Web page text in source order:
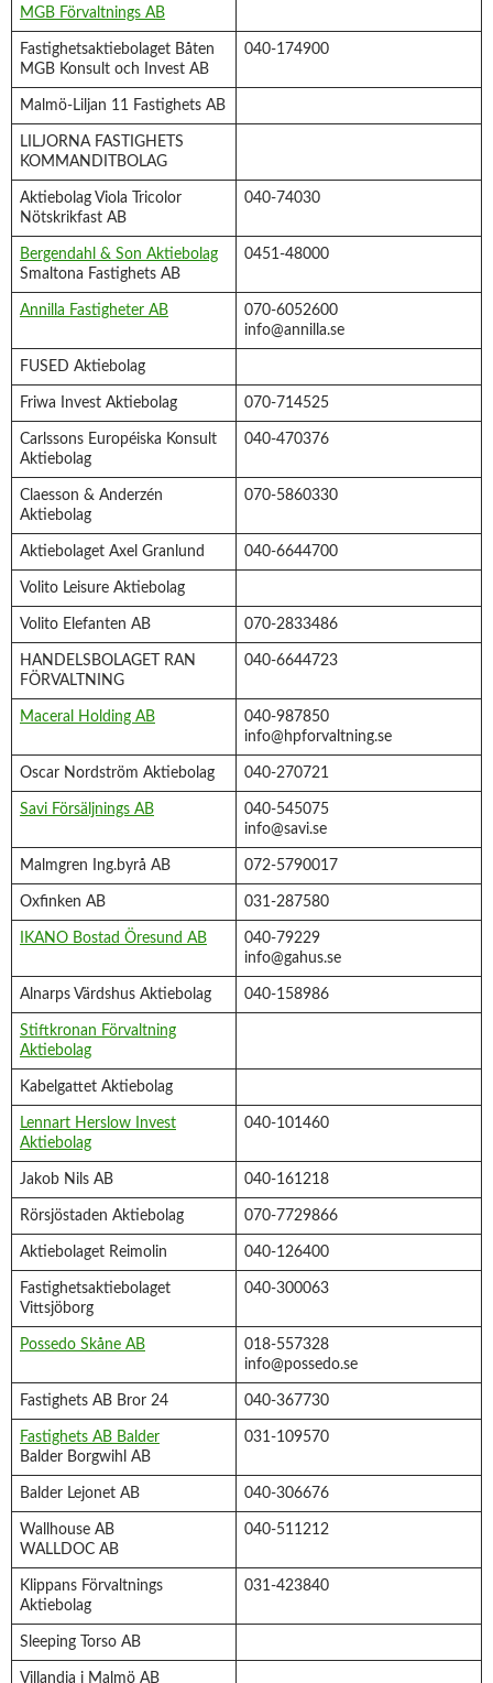
MGB Förvaltnings AB
Fastighetsaktiebolaget Båten
MGB Konsult och Invest AB
040-174900
Malmö-Liljan 11 Fastighets AB
LILJORNA FASTIGHETS
KOMMANDITBOLAG
Aktiebolag Viola Tricolor
Nötskrikfast AB
040-74030
Bergendahl & Son Aktiebolag
Smaltona Fastighets AB
0451-48000
Annilla Fastigheter AB
070-6052600
info@annilla.se
FUSED Aktiebolag
Friwa Invest Aktiebolag 070-714525
Carlssons Européiska Konsult
Aktiebolag
040-470376
Claesson & Anderzén
Aktiebolag
070-5860330
Aktiebolaget Axel Granlund 040-6644700
Volito Leisure Aktiebolag
Volito Elefanten AB 070-2833486
HANDELSBOLAGET RAN
FÖRVALTNING
040-6644723
Maceral Holding AB
040-987850
info@hpforvaltning.se
Oscar Nordström Aktiebolag 040-270721
Savi Försäljnings AB
040-545075
info@savi.se
Malmgren Ing.byrå AB 072-5790017
Oxfinken AB 031-287580
IKANO Bostad Öresund AB
040-79229
info@gahus.se
Alnarps Värdshus Aktiebolag 040-158986
Stiftkronan Förvaltning
Aktiebolag
Kabelgattet Aktiebolag
Lennart Herslow Invest
Aktiebolag
040-101460
Jakob Nils AB 040-161218
Rörsjöstaden Aktiebolag 070-7729866
Aktiebolaget Reimolin 040-126400
Fastighetsaktiebolaget
Vittsjöborg
040-300063
Possedo Skåne AB
018-557328
info@possedo.se
Fastighets AB Bror 24 040-367730
Fastighets AB Balder
Balder Borgwihl AB
031-109570
Balder Lejonet AB 040-306676
Wallhouse AB
WALLDOC AB
040-511212
Klippans Förvaltnings
Aktiebolag
031-423840
Sleeping Torso AB
Villandia i Malmö AB